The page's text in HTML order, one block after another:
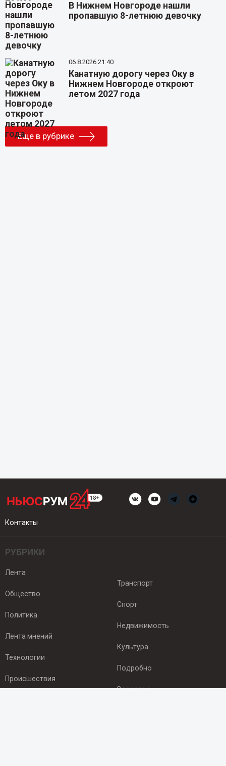
В Нижнем Новгороде нашли
пропавшую 8-летнюю девочку
06.8.2026 21:40
Канатную дорогу через Оку в
Нижнем Новгороде откроют
летом 2027 года
Еще в рубрике
Контакты
РУБРИКИ
Лента
Общество
Политика
Лента мнений
Технологии
Происшествия
Транспорт
Спорт
Недвижимость
Культура
Подробно
Здоровье